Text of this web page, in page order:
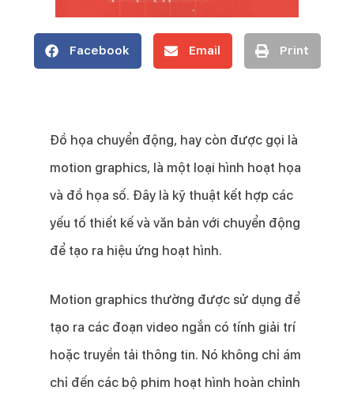
Facebook Email Print
Đồ họa chuyển động, hay còn được gọi là
motion graphics, là một loại hình hoạt họa
và đồ họa số. Đây là kỹ thuật kết hợp các
yếu tố thiết kế và văn bản với chuyển động
để tạo ra hiệu ứng hoạt hình.
Motion graphics thường được sử dụng để
tạo ra các đoạn video ngắn có tính giải trí
hoặc truyền tải thông tin. Nó không chỉ ám
chỉ đến các bộ phim hoạt hình hoàn chỉnh